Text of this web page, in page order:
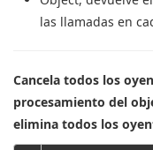
las llamadas en
Cancela todos los
procesamiento del
elimina todos los